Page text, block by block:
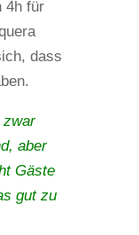
4h für
dass
zwar
aber
Gäste
gut zu